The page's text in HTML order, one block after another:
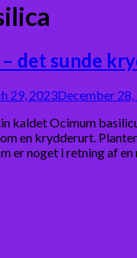
det sunde
29, 2023December
kaldet Ocimum
en krydderurt.
er noget i retning af en